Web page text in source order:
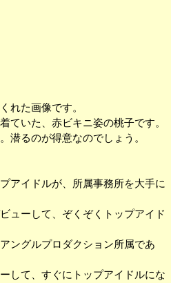
れた画像です。
ていた、赤ビキニ姿の桃子です。
潜るのが得意なのでしょう。
アイドルが、所属事務所を大手に
ューして、ぞくぞくトップアイド
ングルプロダクション所属であ
して、すぐにトップアイドルにな